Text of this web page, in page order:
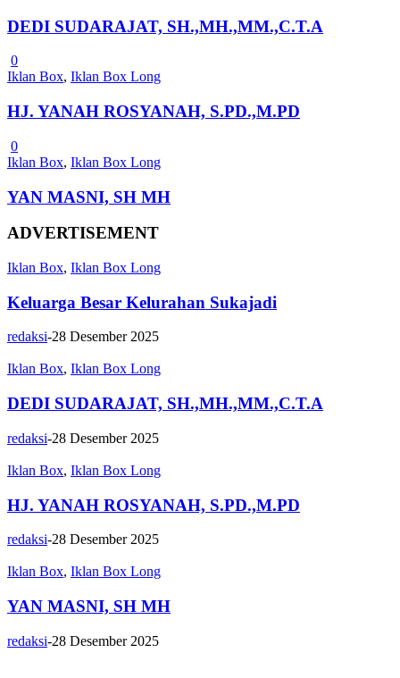
DEDI SUDARAJAT, SH.,MH.,MM.,C.T.A
0
Iklan Box, Iklan Box Long
HJ. YANAH ROSYANAH, S.PD.,M.PD
0
Iklan Box, Iklan Box Long
YAN MASNI, SH MH
ADVERTISEMENT
Iklan Box, Iklan Box Long
Keluarga Besar Kelurahan Sukajadi
redaksi-28 Desember 2025
Iklan Box, Iklan Box Long
DEDI SUDARAJAT, SH.,MH.,MM.,C.T.A
redaksi-28 Desember 2025
Iklan Box, Iklan Box Long
HJ. YANAH ROSYANAH, S.PD.,M.PD
redaksi-28 Desember 2025
Iklan Box, Iklan Box Long
YAN MASNI, SH MH
redaksi-28 Desember 2025